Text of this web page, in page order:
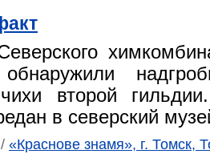
обнаружили
второй
в северский
/ «Краснове знамя», г. Томск,